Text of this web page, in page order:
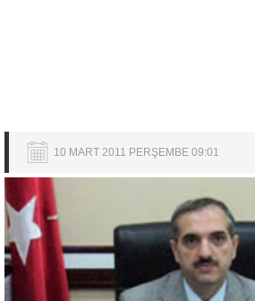
10 MART 2011 PERŞEMBE 09:01